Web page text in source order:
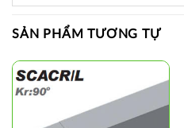
SẢN PHẨM TƯƠNG TỰ